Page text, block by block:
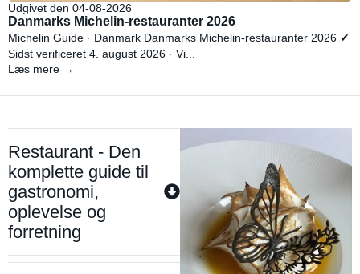
Udgivet den 04-08-2026
Danmarks Michelin-restauranter 2026
Michelin Guide · Danmark Danmarks Michelin-restauranter 2026 ✔
Sidst verificeret 4. august 2026 · Vi...
Læs mere →
Restaurant - Den
komplette guide til
gastronomi,
oplevelse og
forretning